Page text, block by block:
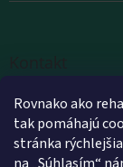
Rovnako ako
tak pomáhajú
stránka
INFO@
+420 800 200
+420 602 112